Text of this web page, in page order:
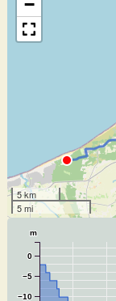
−
5 km
5 mi
−10
−5
0
m